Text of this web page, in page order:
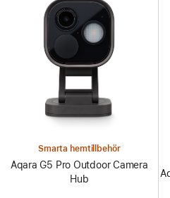
Smarta hemtillbehör
Aqara G5 Pro Outdoor Camera
Hub